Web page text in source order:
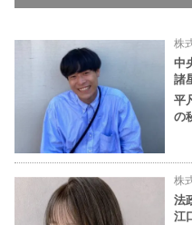
株
中
諸
平
の
株
法
江